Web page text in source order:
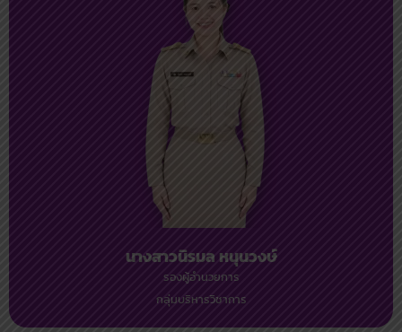
นางสาวนิรมล หนุนวงษ์
รองผู้อำนวยการ
กลุ่มบริหารวิชาการ